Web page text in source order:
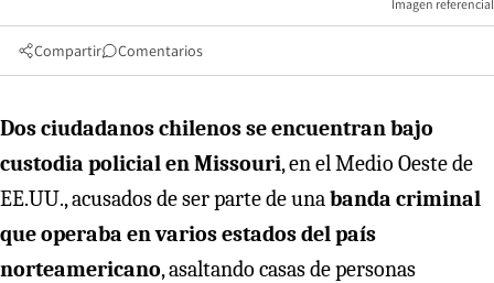
Imagen referencial
Compartir Comentarios
Dos ciudadanos chilenos se encuentran bajo
custodia policial en Missouri, en el Medio Oeste de
EE.UU., acusados ​​de ser parte de unabanda criminal
que operaba en varios estados del país
norteamericano, asaltando casas de personas